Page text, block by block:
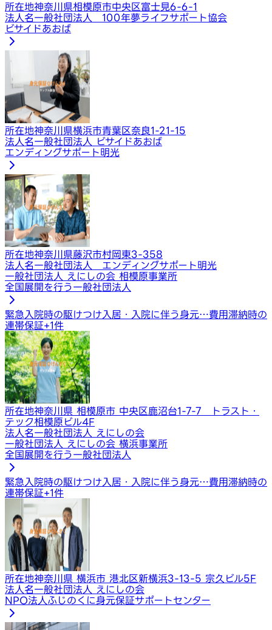
所在地神奈川県相模原市中央区富士見6-6-1
法人名一般社団法人 100年夢ライフサポート協会
ビサイドあおば
所在地神奈川県横浜市青葉区奈良1-21-15
法人名一般社団法人 ビサイドあおば
エンディングサポート明光
所在地神奈川県藤沢市村岡東3-358
法人名一般社団法人 エンディングサポート明光
一般社団法人 えにしの会 相模原事業所
全国展開を行う一般社団法人
緊急入院時の駆けつけ 入居・入院に伴う身元…費用滞納時の
連帯保証+1件
所在地神奈川県 相模原市 中央区鹿沼台1-7-7 トラスト・
テック相模原ビル4F
法人名一般社団法人 えにしの会
一般社団法人 えにしの会 横浜事業所
全国展開を行う一般社団法人
緊急入院時の駆けつけ 入居・入院に伴う身元…費用滞納時の
連帯保証+1件
所在地神奈川県 横浜市 港北区新横浜3-13-5 宗久ビル5F
法人名一般社団法人 えにしの会
NPO法人ふじのくに身元保証サポートセンター